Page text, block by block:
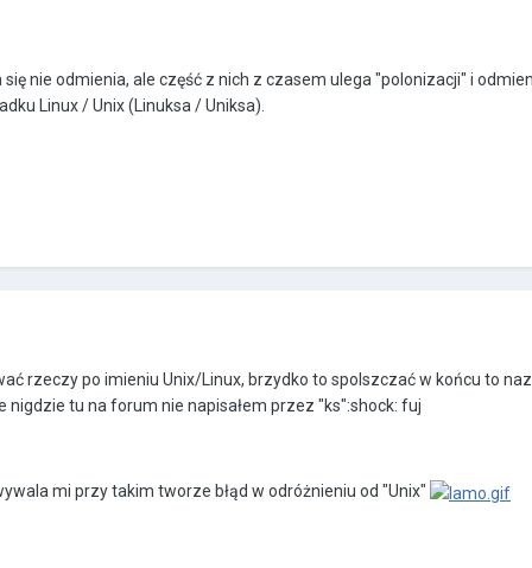
nie odmienia, ale część z nich z czasem ulega "polonizacji" i
Linux / Unix (Linuksa / Uniksa).
rzeczy po imieniu Unix/Linux, brzydko to spolszczać w końcu to
nigdzie tu na forum nie napisałem przez "ks":shock: fuj
mi przy takim tworze błąd w odróżnieniu od "Unix"